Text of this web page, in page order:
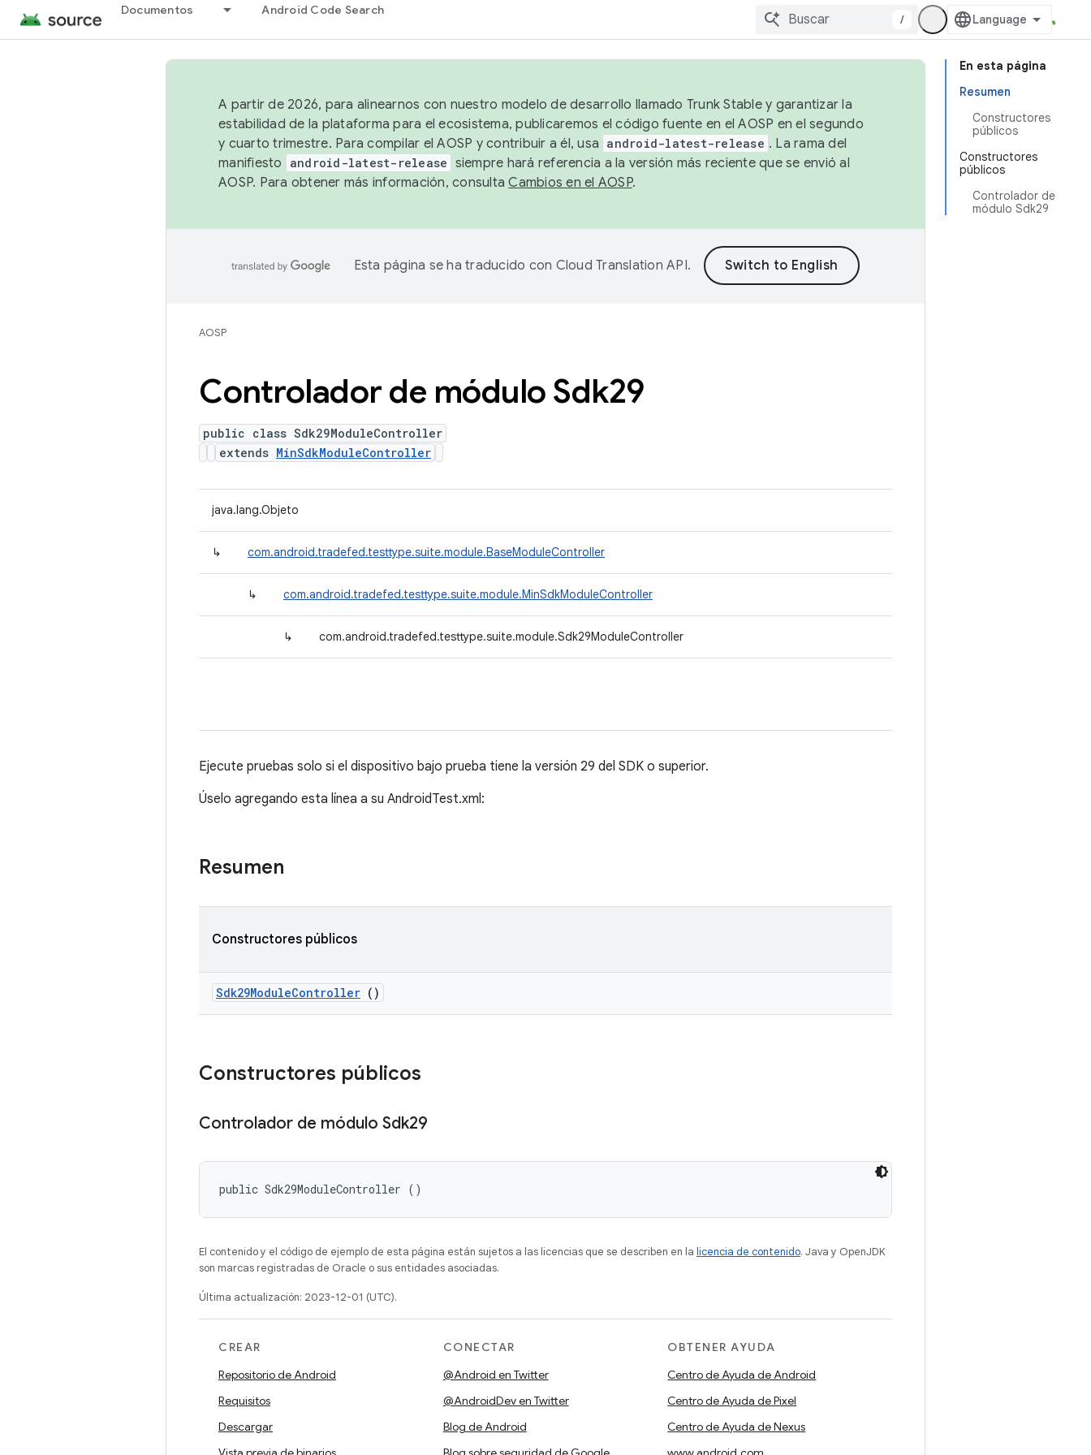
Documentos Android Code Search
/
En esta página
Resumen
Constructores
públicos
Constructores
públicos
Controlador de
módulo Sdk29
A partir de 2026, para alinearnos con nuestro modelo de desarrollo llamado Trunk Stable y garantizar la
estabilidad de la plataforma para el ecosistema, publicaremos el código fuente en el AOSP en el segundo
y cuarto trimestre. Para compilar el AOSP y contribuir a él, usa android-latest-release . La rama del
manifiesto
android-latest-release siempre hará referencia a la versión más reciente que se envió al
AOSP. Para obtener más información, consultaCambios en el AOSP.
Esta página se ha traducido con Cloud Translation API.
AOSP
Controlador de módulo Sdk29
public class Sdk29ModuleController
extends MinSdkModuleController
java.lang.Objeto
↳ com.android.tradefed.testtype.suite.module.BaseModuleController
↳ com.android.tradefed.testtype.suite.module.MinSdkModuleController
↳ com.android.tradefed.testtype.suite.module.Sdk29ModuleController
Ejecute pruebas solo si el dispositivo bajo prueba tiene la versión 29 del SDK o superior.
Úselo agregando esta línea a su AndroidTest.xml:
Resumen
Constructores públicos
Sdk29ModuleController ()
Constructores públicos
Controlador de módulo Sdk29
public Sdk29ModuleController ()
El contenido y el código de ejemplo de esta página están sujetos a las licencias que se describen en la licencia de contenido. Java y OpenJDK
son marcas registradas de Oracle o sus entidades asociadas.
Última actualización: 2023-12-01 (UTC).
CREAR
Repositorio de Android
Requisitos
Descargar
CONECTAR
@Android en Twitter
@AndroidDev en Twitter
Blog de Android
OBTENER AYUDA
Centro de Ayuda de Android
Centro de Ayuda de Pixel
Centro de Ayuda de Nexus